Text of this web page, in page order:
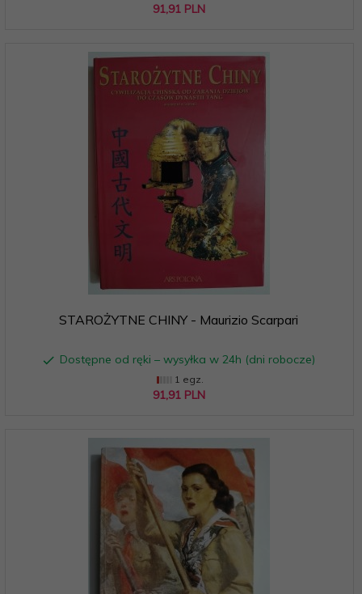
91,91 PLN
STAROŻYTNE CHINY - Maurizio Scarpari
Dostępne od ręki – wysyłka w 24h (dni robocze)
1 egz.
91,91 PLN